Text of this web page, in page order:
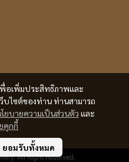
พื่อเพิ่มประสิทธิภาพและ
บไซต์ของท่าน ท่านสามารถ
ยบายความเป็นส่วนตัว และ
คุกกี้
ยอมรับทั้งหมด
All Right Reserved.